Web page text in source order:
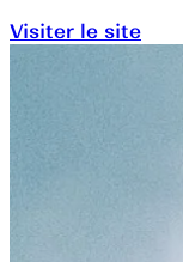
Visiter le site